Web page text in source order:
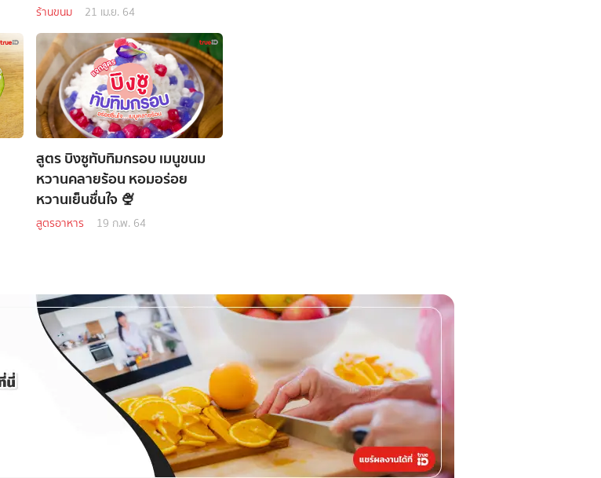
ร้านขนม 21 เม.ย. 64
สูตร บิงซูทับทิมกรอบ เมนูขนม
หวานคลายร้อน หอมอร่อย
หวานเย็นชื่นใจ 🍨
สูตรอาหาร 19 ก.พ. 64